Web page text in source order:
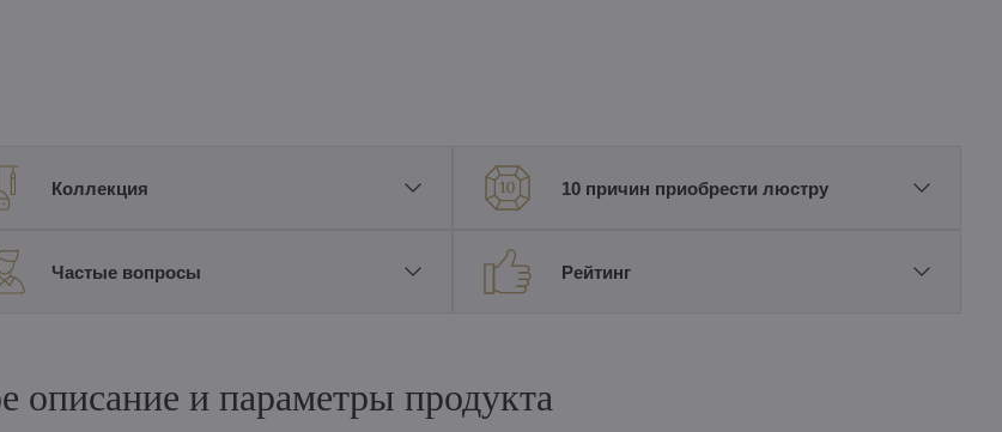
Коллекция 10 причин приобрести люстру
Частые вопросы Рейтинг
описание и параметры продукта